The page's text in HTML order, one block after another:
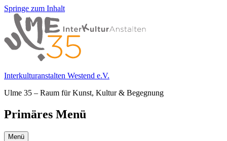
Springe zum Inhalt
Interkulturanstalten Westend e.V.
Ulme 35 – Raum für Kunst, Kultur & Begegnung
Primäres Menü
Menü